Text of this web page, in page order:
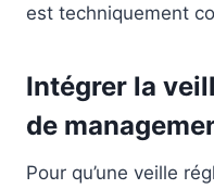
est techniquement
Intégrer la
de
Pour qu’une veille